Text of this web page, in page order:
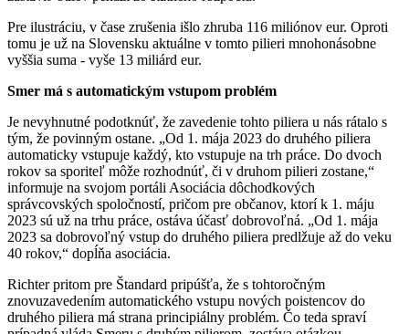
Pre ilustráciu, v čase zrušenia išlo zhruba 116 miliónov eur. Oproti
tomu je už na Slovensku aktuálne v tomto pilieri mnohonásobne
vyššia suma - vyše 13 miliárd eur.
Smer má s automatickým vstupom problém
Je nevyhnutné podotknúť, že zavedenie tohto piliera u nás rátalo s
tým, že povinným ostane. „Od 1. mája 2023 do druhého piliera
automaticky vstupuje každý, kto vstupuje na trh práce. Do dvoch
rokov sa sporiteľ môže rozhodnúť, či v druhom pilieri zostane,“
informuje na svojom portáli Asociácia dôchodkových
správcovských spoločností, pričom pre občanov, ktorí k 1. máju
2023 sú už na trhu práce, ostáva účasť dobrovoľná. „Od 1. mája
2023 sa dobrovoľný vstup do druhého piliera predlžuje až do veku
40 rokov,“ dopĺňa asociácia.
Richter pritom pre Štandard pripúšťa, že s tohtoročným
znovuzavedením automatického vstupu nových poistencov do
druhého piliera má strana principiálny problém. Čo teda spraví